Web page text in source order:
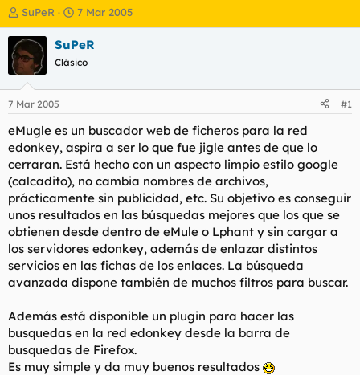
I
n
i
c
i
a
d
o
r
d
e
l
t
e
m
a
SuPeR
F
e
c
a
i
n
c
i
o
7 Mar 2005
SuPeR
Clásico
7 Mar 2005 #1
eMugle es un buscador web de ficheros para la red
edonkey, aspira a ser lo que fue jigle antes de que lo
cerraran. Está hecho con un aspecto limpio estilo google
(calcadito), no cambia nombres de archivos,
prácticamente sin publicidad, etc. Su objetivo es conseguir
unos resultados en las búsquedas mejores que los que se
obtienen desde dentro de eMule o Lphant y sin cargar a
los servidores edonkey, además de enlazar distintos
servicios en las fichas de los enlaces. La búsqueda
avanzada dispone también de muchos filtros para buscar.
Además está disponible un plugin para hacer las
busquedas en la red edonkey desde la barra de
busquedas de Firefox.
Es muy simple y da muy buenos resultados